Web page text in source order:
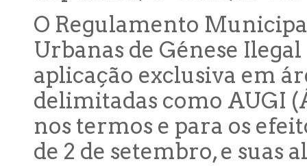
O Regulamento
Urbanas de Génese
aplicação exclusiva em
delimitadas como AUGI
nos termos e para os
de 2 de setembro, e suas